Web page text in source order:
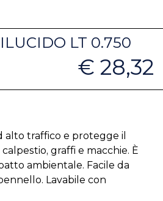
LT 0.750
€ 28,32
alto traffico e protegge il
graffi e macchie. È
ambientale. Facile da
Lavabile con